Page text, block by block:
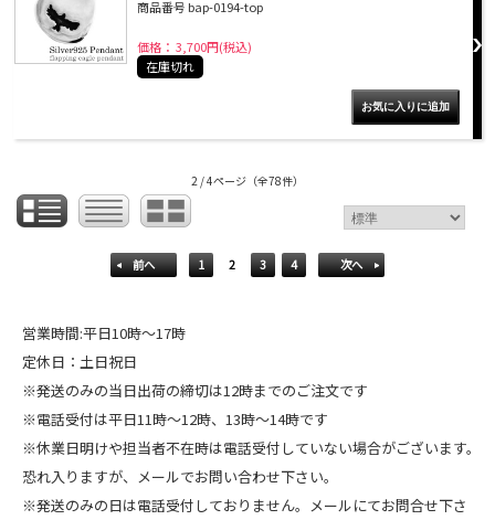
商品番号 bap-0194-top
価格： 3,700円(税込)
在庫切れ
2 / 4ページ （全78件）
前へ 1 2 3 4 次へ
営業時間:平日10時～17時
定休日：土日祝日
※発送のみの当日出荷の締切は12時までのご注文です
※電話受付は平日11時～12時、13時～14時です
※休業日明けや担当者不在時は電話受付していない場合がございます。
恐れ入りますが、メールでお問い合わせ下さい。
※発送のみの日は電話受付しておりません。メールにてお問合せ下さ